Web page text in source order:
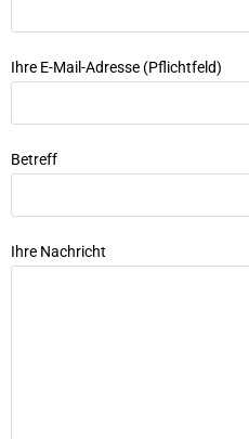
Ihre E-Mail-Adresse (Pflichtfeld)
Betreff
Ihre Nachricht